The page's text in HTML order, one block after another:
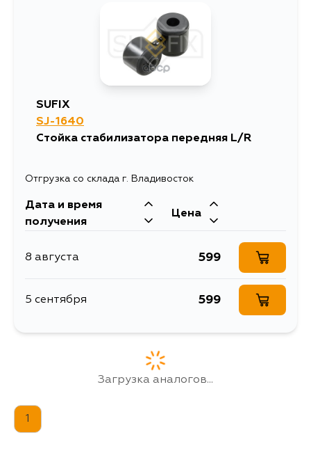
SUFIX
SJ-1640
Стойка стабилизатора передняя L/R
Отгрузка со склада г. Владивосток
Дата и время
получения
Цена
8 августа 599
5 сентября 599
Загрузка аналогов...
1